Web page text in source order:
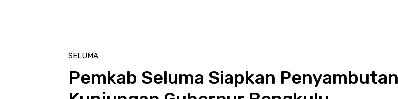
SELUMA
Pemkab Seluma Siapkan Penyambutan